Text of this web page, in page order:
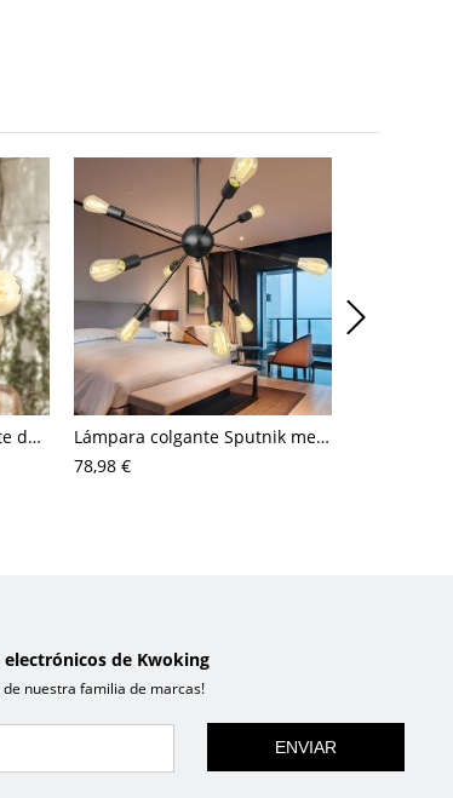
Lámpara de techo colgante de metal antiguo estilo industrial con tuberías de agua pequeñas y 4 luces
Lámpara colgante Sputnik metálica con 9/12/15 bombillas antiguas para el techo de la sala de estar en negro
78,98 €
de Kwoking
nuestra familia de marcas!
ENVIAR